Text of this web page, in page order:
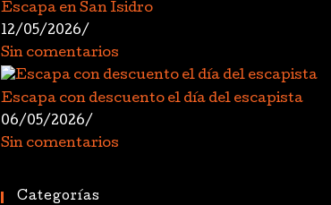
Escapa en San Isidro
12/05/2026/
Sin comentarios
Escapa con descuento el día del escapista
06/05/2026/
Sin comentarios
Categorías